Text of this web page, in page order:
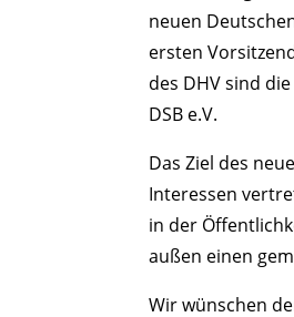
neuen
ersten
des DHV sind
DSB e.V.
Das Ziel des
Interessen
in der
außen einen
Wir wünschen